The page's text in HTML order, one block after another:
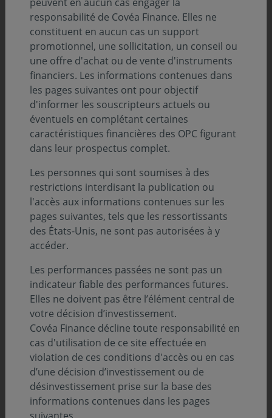
FLASH NEWS 04 août 2026
Semi-conducteurs et logiciels : le marché
Découvrez le troisième numéro de notre format «
CONVICTIONS ».
responsabilité de Covéa Finance. Elles ne
constituent en aucun cas un support
promotionnel, une sollicitation, un conseil ou
une offre d'achat ou de vente d'instruments
financiers. Les informations contenues dans
les pages suivantes ont pour objectif
d'informer les souscripteurs actuels ou
éventuels en complétant certaines
caractéristiques financières des OPC figurant
dans leur prospectus complet.
Les personnes qui sont soumises à des
restrictions interdisant la publication ou
l'accès aux informations contenues sur les
pages suivantes, tels que les ressortissants
des États-Unis, ne sont pas autorisées à y
accéder.
Les performances passées ne sont pas un
indicateur fiable des performances futures.
Elles ne doivent pas être l’élément central de
votre décision d’investissement.
Covéa Finance décline toute responsabilité en
cas d'utilisation de ce site effectuée en
violation de ces conditions d'accès ou en cas
d’une décision d’investissement ou de
désinvestissement prise sur la base des
informations contenues dans les pages